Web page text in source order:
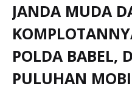
JANDA MUDA
POLDA BABEL,
PULUHAN